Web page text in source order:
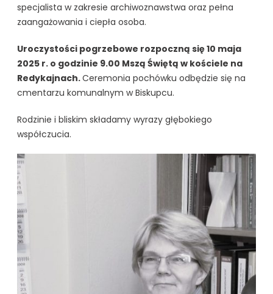
specjalista w zakresie archiwoznawstwa oraz pełna
zaangażowania i ciepła osoba.
Uroczystości pogrzebowe rozpoczną się 10 maja
2025 r. o godzinie 9.00 Mszą Świętą w kościele na
Redykajnach.Ceremonia pochówku odbędzie się na
cmentarzu komunalnym w Biskupcu.
Rodzinie i bliskim składamy wyrazy głębokiego
współczucia.